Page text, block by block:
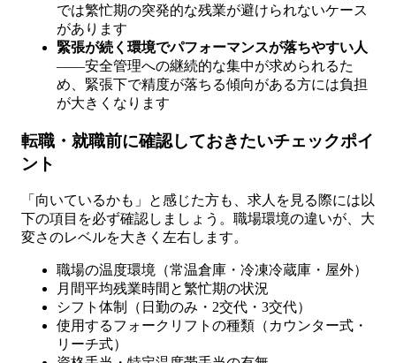
では繁忙期の突発的な残業が避けられないケース
があります
緊張が続く環境でパフォーマンスが落ちやすい人
——安全管理への継続的な集中が求められるた
め、緊張下で精度が落ちる傾向がある方には負担
が大きくなります
転職・就職前に確認しておきたいチェックポイ
ント
「向いているかも」と感じた方も、求人を見る際には以
下の項目を必ず確認しましょう。職場環境の違いが、大
変さのレベルを大きく左右します。
職場の温度環境（常温倉庫・冷凍冷蔵庫・屋外）
月間平均残業時間と繁忙期の状況
シフト体制（日勤のみ・2交代・3交代）
使用するフォークリフトの種類（カウンター式・
リーチ式）